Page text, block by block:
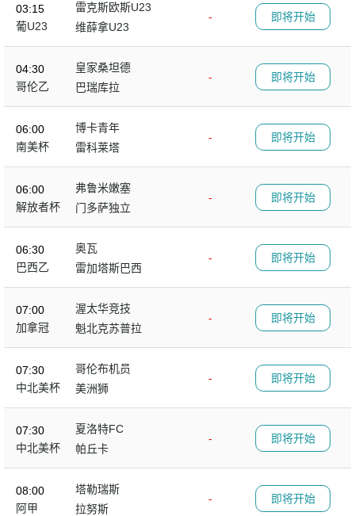
03:15
葡U23
雷克斯欧斯U23
-
维薛拿U23
即将开始
04:30
哥伦乙
皇家桑坦德
-
巴瑞库拉
即将开始
06:00
南美杯
博卡青年
-
雷科莱塔
即将开始
06:00
解放者杯
弗鲁米嫩塞
-
门多萨独立
即将开始
06:30
巴西乙
奥瓦
-
雷加塔斯巴西
即将开始
07:00
加拿冠
渥太华竞技
-
魁北克苏普拉
即将开始
07:30
中北美杯
哥伦布机员
-
美洲狮
即将开始
07:30
中北美杯
夏洛特FC
-
帕丘卡
即将开始
08:00
阿甲
塔勒瑞斯
-
拉努斯
即将开始